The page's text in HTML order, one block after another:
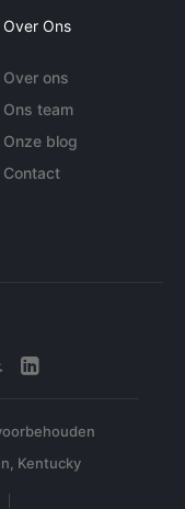
Over Ons
Over ons
Ons team
Onze blog
Contact